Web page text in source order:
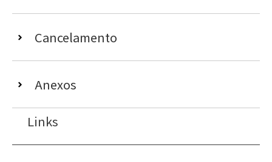
Cancelamento
Anexos
Links